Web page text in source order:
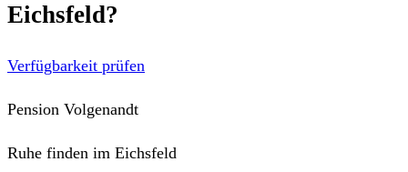
Eichsfeld?
Verfügbarkeit prüfen
Pension Volgenandt
Ruhe finden im Eichsfeld